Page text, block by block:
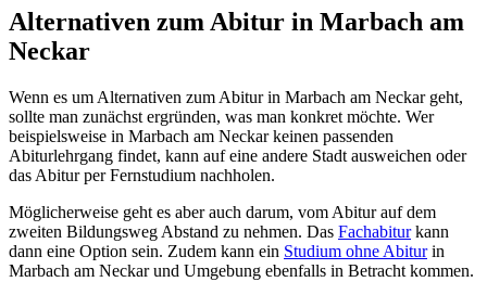
Alternativen zum Abitur in Marbach am
Neckar
Wenn es um Alternativen zum Abitur in Marbach am Neckar geht,
sollte man zunächst ergründen, was man konkret möchte. Wer
beispielsweise in Marbach am Neckar keinen passenden
Abiturlehrgang findet, kann auf eine andere Stadt ausweichen oder
das Abitur per Fernstudium nachholen.
Möglicherweise geht es aber auch darum, vom Abitur auf dem
zweiten Bildungsweg Abstand zu nehmen. Das Fachabiturkann
dann eine Option sein. Zudem kann ein Studium ohne Abiturin
Marbach am Neckar und Umgebung ebenfalls in Betracht kommen.